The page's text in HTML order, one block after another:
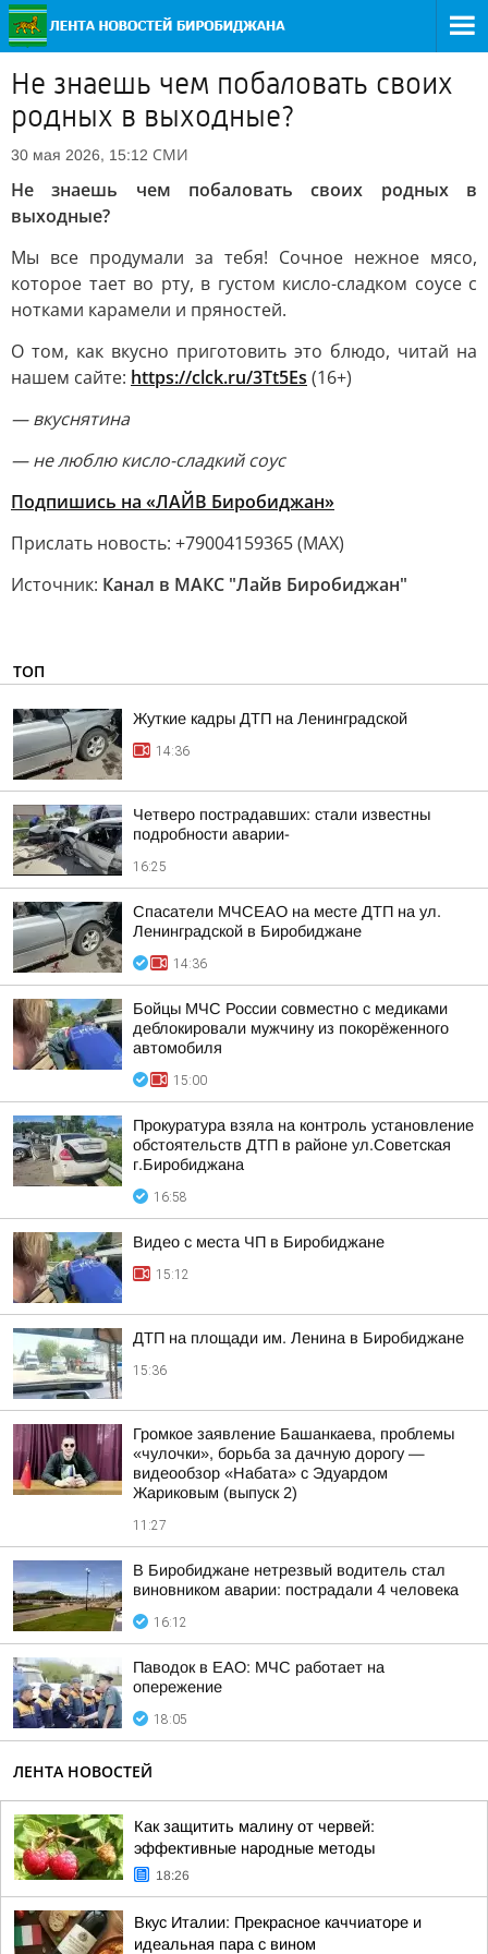
Не знаешь чем побаловать своих
родных в выходные?
30 мая 2026, 15:12 СМИ
Не знаешь чем побаловать своих родных в
выходные?
Мы все продумали за тебя! Сочное нежное мясо,
которое тает во рту, в густом кисло-сладком соусе с
нотками карамели и пряностей.
О том, как вкусно приготовить это блюдо, читай на
нашем сайте: https://clck.ru/3Tt5Es (16+)
— вкуснятина
— не люблю кисло-сладкий соус
Подпишись на «ЛАЙВ Биробиджан»
Прислать новость: +79004159365 (МАХ)
Источник: Канал в МАКС "Лайв Биробиджан"
ТОП
Жуткие кадры ДТП на Ленинградской
14:36
Четверо пострадавших: стали известны
подробности аварии-
16:25
Спасатели МЧСЕАО на месте ДТП на ул.
Ленинградской в Биробиджане
14:36
Бойцы МЧС России совместно с медиками
деблокировали мужчину из покорёженного
автомобиля
15:00
Прокуратура взяла на контроль установление
обстоятельств ДТП в районе ул.Советская
г.Биробиджана
16:58
Видео с места ЧП в Биробиджане
15:12
ДТП на площади им. Ленина в Биробиджане
15:36
Громкое заявление Башанкаева, проблемы
«чулочки», борьба за дачную дорогу —
видеообзор «Набата» с Эдуардом
Жариковым (выпуск 2)
11:27
В Биробиджане нетрезвый водитель стал
виновником аварии: пострадали 4 человека
16:12
Паводок в ЕАО: МЧС работает на
опережение
18:05
ЛЕНТА НОВОСТЕЙ
Как защитить малину от червей:
эффективные народные методы
18:26
Вкус Италии: Прекрасное каччиаторе и
идеальная пара с вином